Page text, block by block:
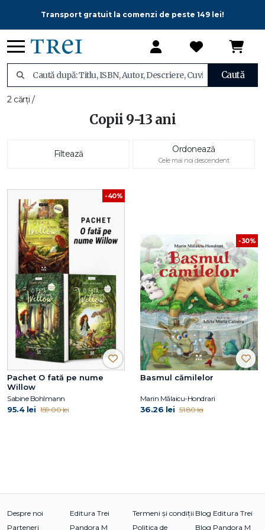
Transport gratuit la comenzi de peste 149 lei!
Caută
2 cărți /
Copii 9-13 ani
Filtează Ordonează
Cele mai noi descendent
-40%
Pachet O fată pe nume
Willow
Sabine Bohlmann
95.4 lei 159.00 lei
-30%
Basmul cămilelor
Marin Mălaicu-Hondrari
36.26 lei 51.80 lei
Despre noi
Parteneri
Editura Trei
Pandora M
Termeni și condiții
Politica de
Blog Editura Trei
Blog Pandora M